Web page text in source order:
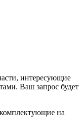
интересующие
Ваш запрос будет
на